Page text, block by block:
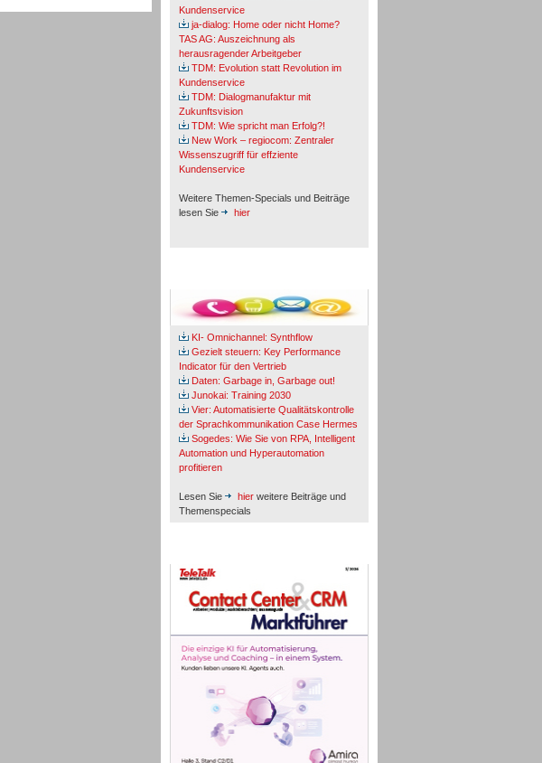
Kundenservice
ja-dialog: Home oder nicht Home?
TAS AG: Auszeichnung als
herausragender Arbeitgeber
TDM: Evolution statt Revolution im
Kundenservice
TDM: Dialogmanufaktur mit
Zukunftsvision
TDM: Wie spricht man Erfolg?!
New Work – regiocom: Zentraler
Wissenszugriff für effziente
Kundenservice
Weitere Themen-Specials und Beiträge
lesen Sie
hier
KI- Omnichannel: Synthflow
Gezielt steuern: Key Performance
Indicator für den Vertrieb
Daten: Garbage in, Garbage out!
Junokai: Training 2030
Vier: Automatisierte Qualitätskontrolle
der Sprachkommunikation Case Hermes
Sogedes: Wie Sie von RPA, Intelligent
Automation und Hyperautomation
profitieren
Lesen Sie hier weitere Beiträge und
Themenspecials